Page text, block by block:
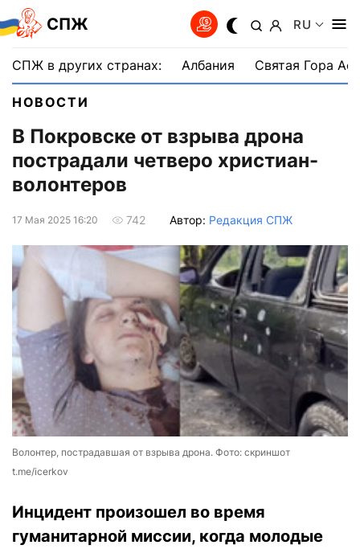
СПЖ RU
СПЖ в других странах: Албания Святая Гора
НОВОСТИ
В Покровске от взрыва дрона
пострадали четверо христиан-
волонтеров
17 Мая 2025 16:20 742 Автор: Редакция СПЖ
Волонтер, пострадавшая от взрыва дрона. Фото: скриншот
t.me/icerkov
Инцидент произошел во время
гуманитарной миссии, когда молодые